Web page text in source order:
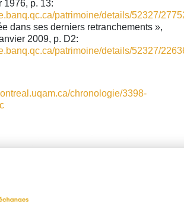
1976, p. 13:
patrimoine/details/52327/
dans ses derniers retranchements »,
2009, p. D2:
patrimoine/details/52327/
chronologie/3398-